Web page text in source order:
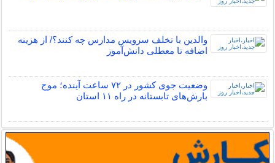
والدین با تخلف سرویس مدارس چه کنند؟/ از هزینه
اضافه تا معطلی دانش‌آموز
وضعیت جوی کشور در ۷۲ ساعت آینده؛ موج
بارش‌های تابستانه در راه ۱۱ استان